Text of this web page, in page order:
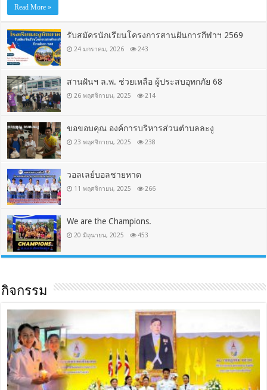
Read More »
รับสมัครนักเรียนโครงการสานฝันการกีฬาฯ 2569
24 มกราคม, 2026 243
สานฝันฯ ล.พ. ช่วยเหลือ ผู้ประสบอุทกภัย 68
26 พฤศจิกายน, 2025 214
ขอขอบคุณ องค์การบริหารส่วนตำบลละงู
23 พฤศจิกายน, 2025 238
วอลเลย์บอลชายหาด
11 พฤศจิกายน, 2025 266
We are the Champions.
20 มิถุนายน, 2025 453
กิจกรรม